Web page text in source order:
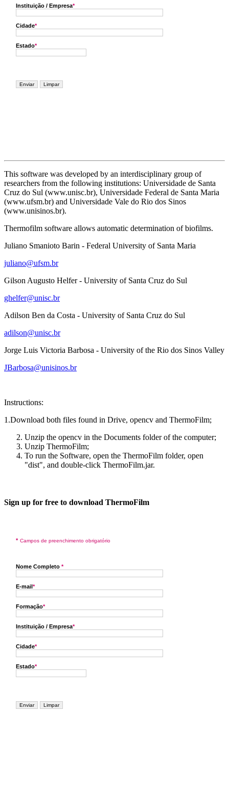
This software was developed by an interdisciplinary group of
researchers from the following institutions: Universidade de Santa
Cruz do Sul (www.unisc.br), Universidade Federal de Santa Maria
(www.ufsm.br) and Universidade Vale do Rio dos Sinos
(www.unisinos.br).
Thermofilm software allows automatic determination of biofilms.
Juliano Smanioto Barin - Federal University of Santa Maria
juliano@ufsm.br
Gilson Augusto Helfer - University of Santa Cruz do Sul
ghelfer@unisc.br
Adilson Ben da Costa - University of Santa Cruz do Sul
adilson@unisc.br
Jorge Luis Victoria Barbosa - University of the Rio dos Sinos Valley
JBarbosa@unisinos.br
Instructions:
1.Download both files found in Drive, opencv and ThermoFilm;
Unzip the opencv in the Documents folder of the computer;
Unzip ThermoFilm;
To run the Software, open the ThermoFilm folder, open
"dist", and double-click ThermoFilm.jar.
Sign up for free to download ThermoFilm